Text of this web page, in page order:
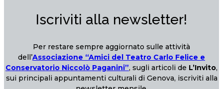
Iscriviti alla newsletter!
Per restare sempre aggiornato sulle attività
dell’Associazione “Amici del Teatro Carlo Felice e
Conservatorio Niccolò Paganini”, sugli articoli de L’Invito,
sui principali appuntamenti culturali di Genova, iscriviti alla